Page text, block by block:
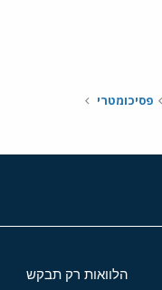
פסיכומטרי
הלוואות רק תבקש